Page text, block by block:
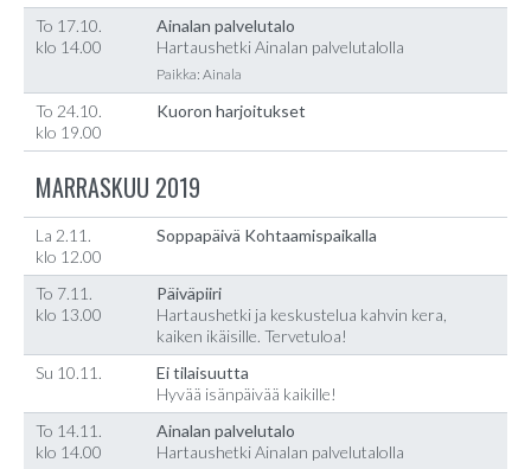
To 17.10.
klo 14.00
Ainalan palvelutalo
Hartaushetki Ainalan palvelutalolla
Paikka: Ainala
To 24.10.
klo 19.00
Kuoron harjoitukset
MARRASKUU 2019
La 2.11.
klo 12.00
Soppapäivä Kohtaamispaikalla
To 7.11.
klo 13.00
Päiväpiiri
Hartaushetki ja keskustelua kahvin kera,
kaiken ikäisille. Tervetuloa!
Su 10.11.
Ei tilaisuutta
Hyvää isänpäivää kaikille!
To 14.11.
klo 14.00
Ainalan palvelutalo
Hartaushetki Ainalan palvelutalolla